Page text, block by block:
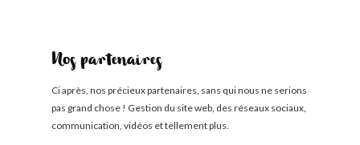
Nos partenaires
Ci après, nos précieux partenaires, sans qui nous ne serions
pas grand chose ! Gestion du site web, des réseaux sociaux,
communication, vidéos et tellement plus.